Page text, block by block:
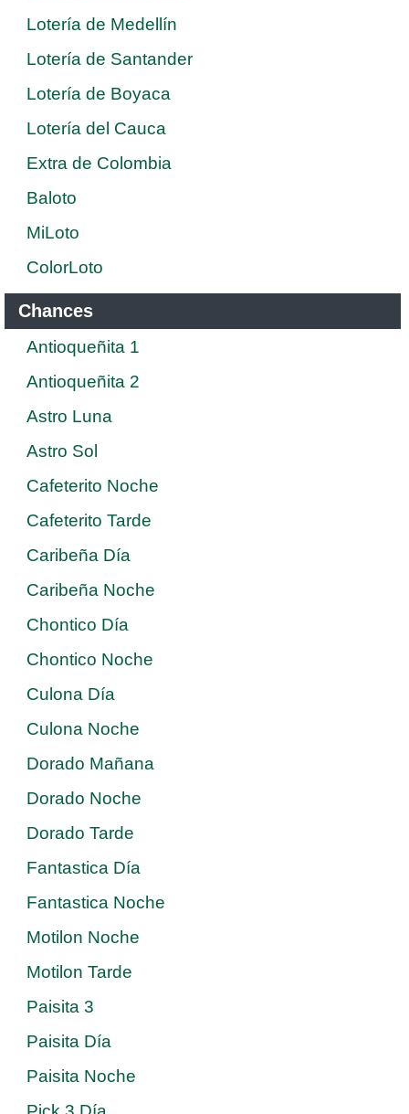
Lotería de Medellín
Lotería de Santander
Lotería de Boyaca
Lotería del Cauca
Extra de Colombia
Baloto
MiLoto
ColorLoto
Chances
Antioqueñita 1
Antioqueñita 2
Astro Luna
Astro Sol
Cafeterito Noche
Cafeterito Tarde
Caribeña Día
Caribeña Noche
Chontico Día
Chontico Noche
Culona Día
Culona Noche
Dorado Mañana
Dorado Noche
Dorado Tarde
Fantastica Día
Fantastica Noche
Motilon Noche
Motilon Tarde
Paisita 3
Paisita Día
Paisita Noche